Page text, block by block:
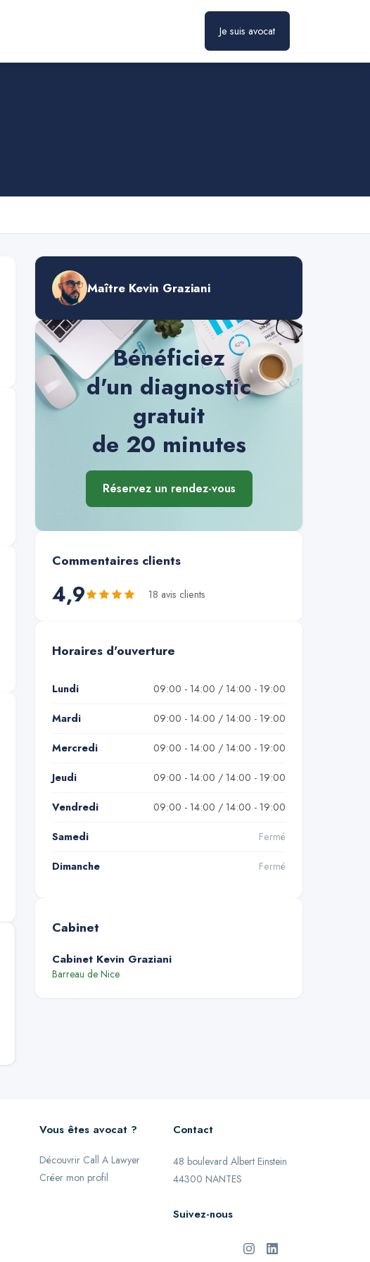
Je suis avocat
Prendre rendez-vous
Maître Kevin Graziani
Bénéficiez
d'un diagnostic
gratuit
de 20 minutes
Réservez un rendez-vous
Commentaires clients
4,9 18 avis clients
Horaires d'ouverture
Lundi 09:00 - 14:00 / 14:00 - 19:00
Mardi 09:00 - 14:00 / 14:00 - 19:00
Mercredi 09:00 - 14:00 / 14:00 - 19:00
Jeudi 09:00 - 14:00 / 14:00 - 19:00
Vendredi 09:00 - 14:00 / 14:00 - 19:00
Samedi Fermé
Dimanche Fermé
Cabinet
Cabinet Kevin Graziani
Barreau de Nice
Vous êtes avocat ?
Découvrir Call A Lawyer
Créer mon profil
Contact
48 boulevard Albert Einstein
44300 NANTES
Suivez-nous